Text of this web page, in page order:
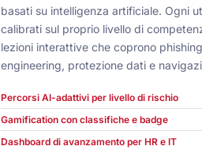
basati su intelligenza artificiale. Ogni
calibrati sul proprio livello di
lezioni interattive che coprono
engineering, protezione dati e
Percorsi AI-adattivi per livello di rischio
Gamification con classifiche e badge
Dashboard di avanzamento per HR e IT